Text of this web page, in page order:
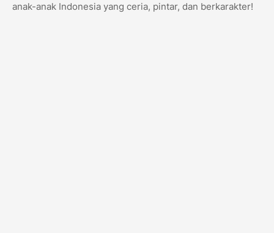
anak-anak Indonesia yang ceria, pintar, dan berkarakter!